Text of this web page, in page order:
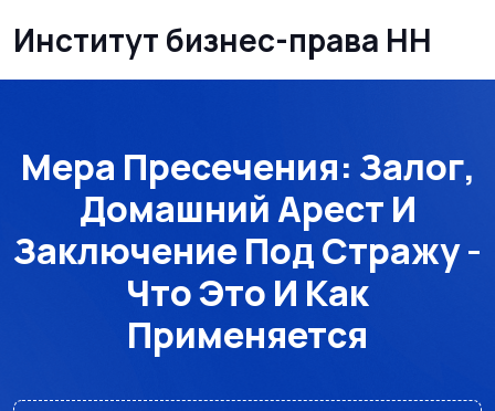
Институт бизнес-права НН
Мера Пресечения: Залог,
Домашний Арест И
Заключение Под Стражу -
Что Это И Как
Применяется